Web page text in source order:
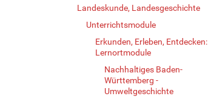
Landeskunde, Landesgeschichte
Unterrichtsmodule
Erkunden, Erleben, Entdecken:
Lernortmodule
Nachhaltiges Baden-
Württemberg -
Umweltgeschichte